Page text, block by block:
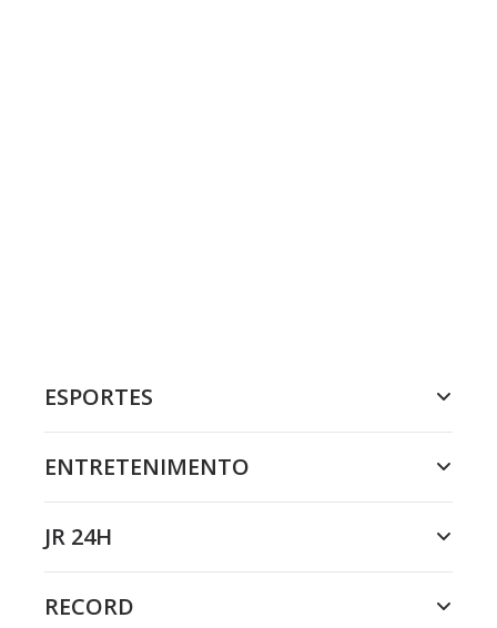
ESPORTES
ENTRETENIMENTO
JR 24H
RECORD